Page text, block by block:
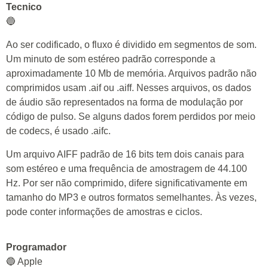
Tecnico
🔵
Ao ser codificado, o fluxo é dividido em segmentos de som.
Um minuto de som estéreo padrão corresponde a
aproximadamente 10 Mb de memória. Arquivos padrão não
comprimidos usam .aif ou .aiff. Nesses arquivos, os dados
de áudio são representados na forma de modulação por
código de pulso. Se alguns dados forem perdidos por meio
de codecs, é usado .aifc.
Um arquivo AIFF padrão de 16 bits tem dois canais para
som estéreo e uma frequência de amostragem de 44.100
Hz. Por ser não comprimido, difere significativamente em
tamanho do MP3 e outros formatos semelhantes. Às vezes,
pode conter informações de amostras e ciclos.
Programador
🔵 Apple